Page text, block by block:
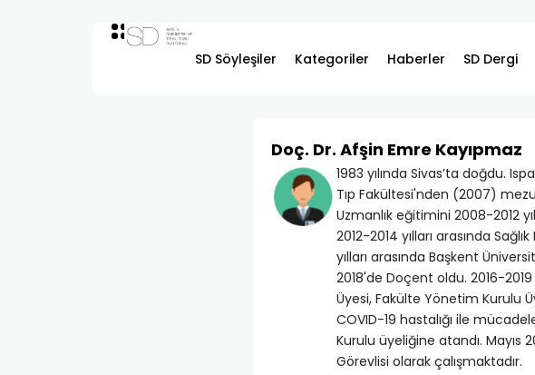
SD Söyleşiler Kategoriler Haberler SD Dergi
Doç. Dr. Afşin Emre Kayıpmaz
1983 yılında Sivas’ta doğdu.
Tıp Fakültesi'nden (2007)
Uzmanlık eğitimini 2008-2012
2012-2014 yılları arasında
yılları arasında Başkent
2018'de Doçent oldu. 2016-
Üyesi, Fakülte Yönetim Kurulu
COVID-19 hastalığı ile
Kurulu üyeliğine atandı. Mayıs
Görevlisi olarak çalışmaktadır.